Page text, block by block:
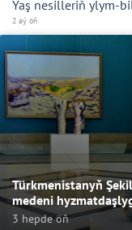
Ýaş nesilleriň ylym-
2 aý öň
Türkmenistanyň
medeni
3 hepde öň